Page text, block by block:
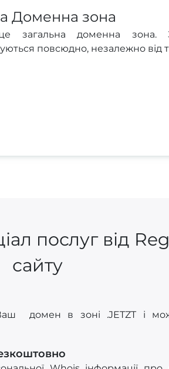
Доменна зона
загальна доменна зона.
повсюдно, незалежно від
послуг від
сайту
домен в зоні .JETZT і